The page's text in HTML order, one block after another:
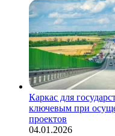
Каркас для
ключевым при
проектов
04.01.2026